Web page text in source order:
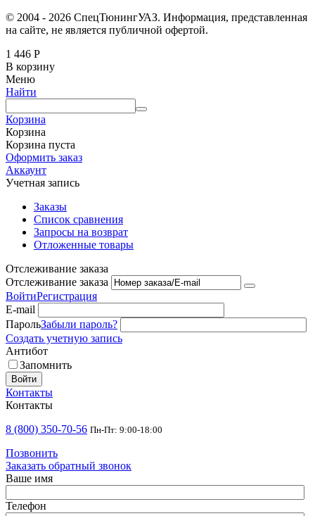
© 2004 - 2026 СпецТюнингУАЗ. Информация, представленная
на сайте, не является публичной офертой.
1 446 Р
В корзину
Меню
Найти
Корзина
Корзина
Корзина пуста
Оформить заказ
Аккаунт
Учетная запись
Заказы
Список сравнения
Запросы на возврат
Отложенные товары
Отслеживание заказа
Отслеживание заказа
ВойтиРегистрация
E-mail
ПарольЗабыли пароль?
Создать учетную запись
Антибот
Запомнить
Войти
Контакты
Контакты
8 (800) 350-70-56 Пн-Пт: 9:00-18:00
Позвонить
Заказать обратный звонок
Ваше имя
Телефон